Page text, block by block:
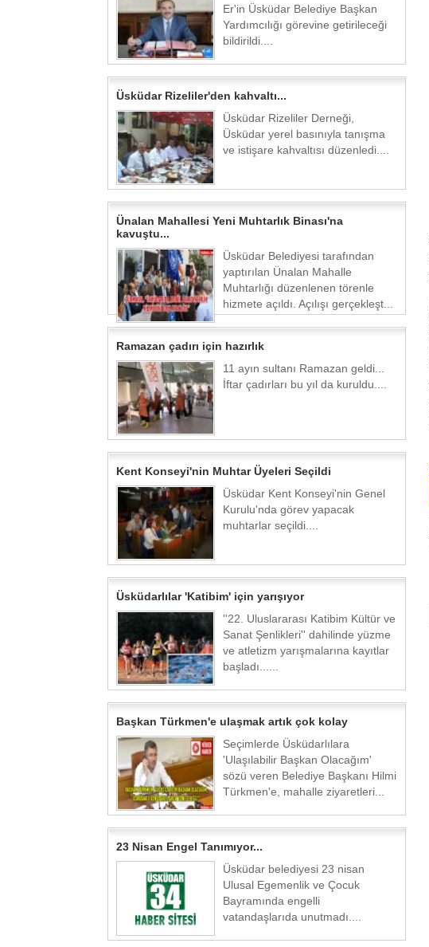
Er'in Üsküdar Belediye Başkan
Yardımcılığı görevine getirileceği
bildirildi....
Üsküdar Rizeliler'den kahvaltı...
Üsküdar Rizeliler Derneği,
Üsküdar yerel basınıyla tanışma
ve istişare kahvaltısı düzenledi....
Ünalan Mahallesi Yeni Muhtarlık Binası'na
kavuştu...
Üsküdar Belediyesi tarafından
yaptırılan Ünalan Mahalle
Muhtarlığı düzenlenen törenle
hizmete açıldı. Açılışı gerçekleşt...
Ramazan çadırı için hazırlık
11 ayın sultanı Ramazan geldi...
İftar çadırları bu yıl da kuruldu....
Kent Konseyi'nin Muhtar Üyeleri Seçildi
Üsküdar Kent Konseyi'nin Genel
Kurulu'nda görev yapacak
muhtarlar seçildi....
Üsküdarlılar 'Katibim' için yarışıyor
''22. Uluslararası Katibim Kültür ve
Sanat Şenlikleri'' dahilinde yüzme
ve atletizm yarışmalarına kayıtlar
başladı......
Başkan Türkmen'e ulaşmak artık çok kolay
Seçimlerde Üsküdarlılara
'Ulaşılabilir Başkan Olacağım'
sözü veren Belediye Başkanı Hilmi
Türkmen'e, mahalle ziyaretleri...
23 Nisan Engel Tanımıyor...
Üsküdar belediyesi 23 nisan
Ulusal Egemenlik ve Çocuk
Bayramında engelli
vatandaşlarıda unutmadı....